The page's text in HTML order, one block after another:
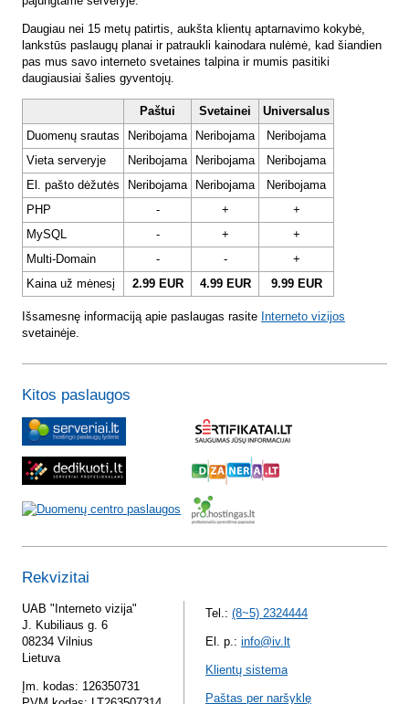
Daugiau nei 15 metų patirtis, aukšta klientų aptarnavimo kokybė,
lankstūs paslaugų planai ir patraukli kainodara nulėmė, kad šiandien
pas mus savo interneto svetaines talpina ir mumis pasitiki
daugiausiai šalies gyventojų.
Paštui Svetainei
Universalus
Duomenų srautas
Neribojama Neribojama
Neribojama
Vieta serveryje
Neribojama Neribojama
Neribojama
El. pašto dėžutės
Neribojama Neribojama
Neribojama
PHP
- +
+
MySQL
- +
+
Multi-Domain
- -
+
Kaina už mėnesį
2.99 EUR 4.99 EUR 9.99 EUR
Išsamesnę informaciją apie paslaugas rasite Interneto vizijos
svetainėje.
Kitos paslaugos
Rekvizitai
UAB "Interneto vizija"
J. Kubiliaus g. 6
08234 Vilnius
Lietuva
Įm. kodas: 126350731
Tel.: (8~5) 2324444
El. p.: info@iv.lt
Klientų sistema
Paštas per naršyklę